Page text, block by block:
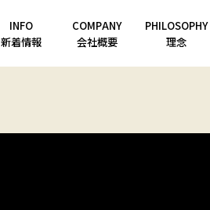
INFO
新着情報
COMPANY
会社概要
PHILOSOPHY
理念